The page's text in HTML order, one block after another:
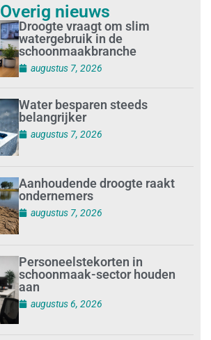
Overig nieuws
Droogte vraagt om slim
watergebruik in de
schoonmaakbranche
augustus 7, 2026
Water besparen steeds
belangrijker
augustus 7, 2026
Aanhoudende droogte raakt
ondernemers
augustus 7, 2026
Personeelstekorten in
schoonmaak-sector houden
aan
augustus 6, 2026